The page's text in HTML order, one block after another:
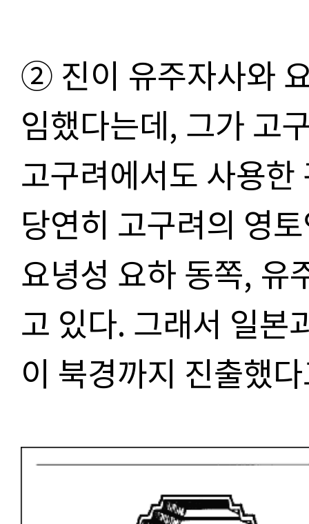
② 진이 유주자사와
임했다는데, 그가 고
고구려에서도 사용
당연히 고구려의 영
요녕성 요하 동쪽, 유
고 있다. 그래서 일본
이 북경까지 진출했